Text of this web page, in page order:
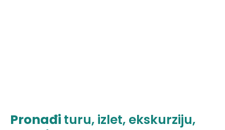
Pronađi turu, izlet, ekskurziju,